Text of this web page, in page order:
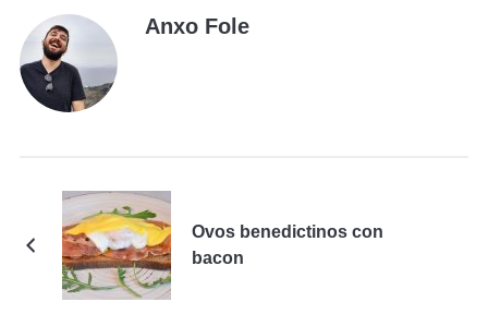
Anxo Fole
Ovos benedictinos con
bacon